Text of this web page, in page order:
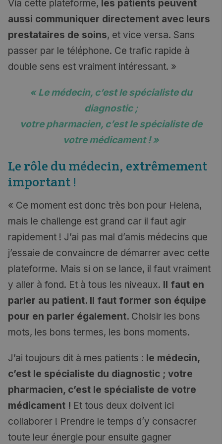
Via cette plateforme, les patients peuvent
aussi communiquer directement avec leurs
prestataires de soins, et vice versa. Sans
passer par le téléphone. Ce trafic rapide à
double sens est vraiment intéressant. »
« Le médecin, c’est le spécialiste du
diagnostic ;
votre pharmacien, c’est le spécialiste de
votre médicament ! »
Le rôle du médecin, extrêmement
important !
« Ce moment est donc très bon pour Helena,
mais le challenge est grand car il faut agir
rapidement ! J’ai pas mal d’amis médecins que
j’essaie de convaincre de démarrer avec cette
plateforme. Mais si on se lance, il faut vraiment
y aller à fond. Et à tous les niveaux. Il faut en
parler au patient. Il faut former son équipe
pour en parler également. Choisir les bons
mots, les bons termes, les bons moments.
J’ai toujours dit à mes patients : le médecin,
c’est le spécialiste du diagnostic ; votre
pharmacien, c’est le spécialiste de votre
médicament ! Et tous deux doivent ici
collaborer ! Prendre le temps d’y consacrer
toute leur énergie pour ensuite gagner